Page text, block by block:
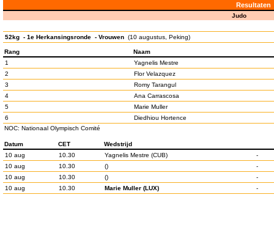
Resultaten
Judo
52kg - 1e Herkansingsronde - Vrouwen (10 augustus, Peking)
Rang
Naam
1
Yagnelis Mestre
2
Flor Velazquez
3
Romy Tarangul
4
Ana Carrascosa
5
Marie Muller
6
Diedhiou Hortence
NOC: Nationaal Olympisch Comité
Datum CET
Wedstrijd
10 aug
10.30 Yagnelis Mestre (CUB)
-
10 aug
10.30 ()
-
10 aug
10.30 ()
-
10 aug
10.30 Marie Muller (LUX) -